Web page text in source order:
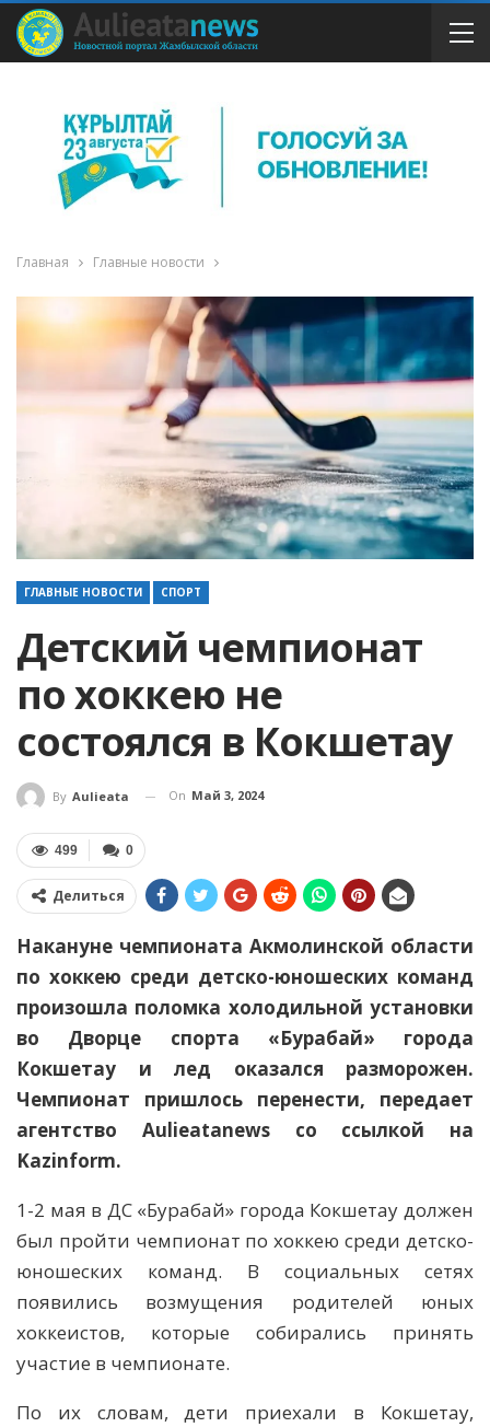
Главная Главные новости
ГЛАВНЫЕ НОВОСТИ СПОРТ
Детский чемпионат
по хоккею не
состоялся в Кокшетау
By Aulieata On Май 3, 2024
0
499
Делиться
Накануне чемпионата Акмолинской области
по хоккею среди детско-юношеских команд
произошла поломка холодильной установки
во Дворце спорта «Бурабай» города
Кокшетау и лед оказался разморожен.
Чемпионат пришлось перенести, передает
агентство Aulieatanews со ссылкой на
Kazinform.
1-2 мая в ДС «Бурабай» города Кокшетау должен
был пройти чемпионат по хоккею среди детско-
юношеских команд. В социальных сетях
появились возмущения родителей юных
хоккеистов, которые собирались принять
участие в чемпионате.
По их словам, дети приехали в Кокшетау,